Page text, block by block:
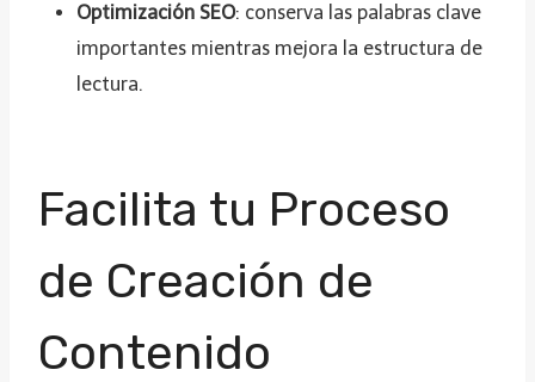
Optimización SEO: conserva las palabras clave
importantes mientras mejora la estructura de
lectura.
Facilita tu Proceso
de Creación de
Contenido